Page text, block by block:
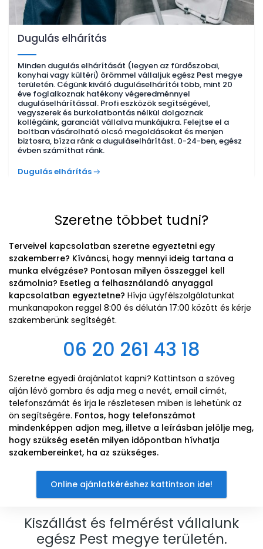
Dugulás elhárítás
Minden dugulás elhárítását (legyen az fürdőszobai,
konyhai vagy kültéri) örömmel vállaljuk egész Pest megye
területén. Cégünk kiváló duguláselhárítói több, mint 20
éve foglalkoznak hatékony végeredménnyel
duguláselhárítással. Profi eszközök segítségével,
vegyszerek és burkolatbontás nélkül dolgoznak
kollégáink, garanciát vállalva munkájukra. Felejtse el a
boltban vásárolható olcsó megoldásokat és menjen
biztosra, bízza ránk a duguláselhárítást. 0-24-ben, egész
évben számíthat ránk.
Dugulás elhárítás
Szeretne többet tudni?
Terveivel kapcsolatban szeretne egyeztetni egy
szakemberre? Kíváncsi, hogy mennyi ideig tartana a
munka elvégzése? Pontosan milyen összeggel kell
számolnia? Esetleg a felhasználandó anyaggal
kapcsolatban egyeztetne? Hívja ügyfélszolgálatunkat
munkanapokon reggel 8:00 és délután 17:00 között és kérje
szakemberünk segítségét.
06 20 261 43 18
Szeretne egyedi árajánlatot kapni? Kattintson a szöveg
alján lévő gombra és adja meg a nevét, email címét,
telefonszámát és írja le részletesen miben is lehetünk az
ön segítségére. Fontos, hogy telefonszámot
mindenképpen adjon meg, illetve a leírásban jelölje meg,
hogy szükség esetén milyen időpontban hívhatja
szakembereinket, ha az szükséges.
Online ajánlatkéréshez kattintson ide!
Kiszállást és felmérést vállalunk
egész Pest megye területén.